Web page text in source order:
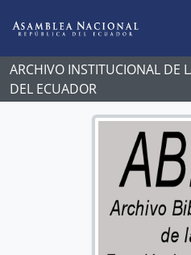
ARCHIVO INSTITUCIONAL DE
DEL ECUADOR